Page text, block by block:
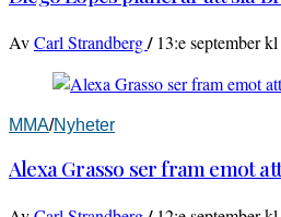
AvCarl Strandberg/ 13:e september
MMA/Nyheter
Alexa Grasso ser fram emot